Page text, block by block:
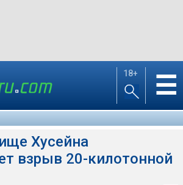
18+ ☰
Хусейна
взрыв 20-килотонной